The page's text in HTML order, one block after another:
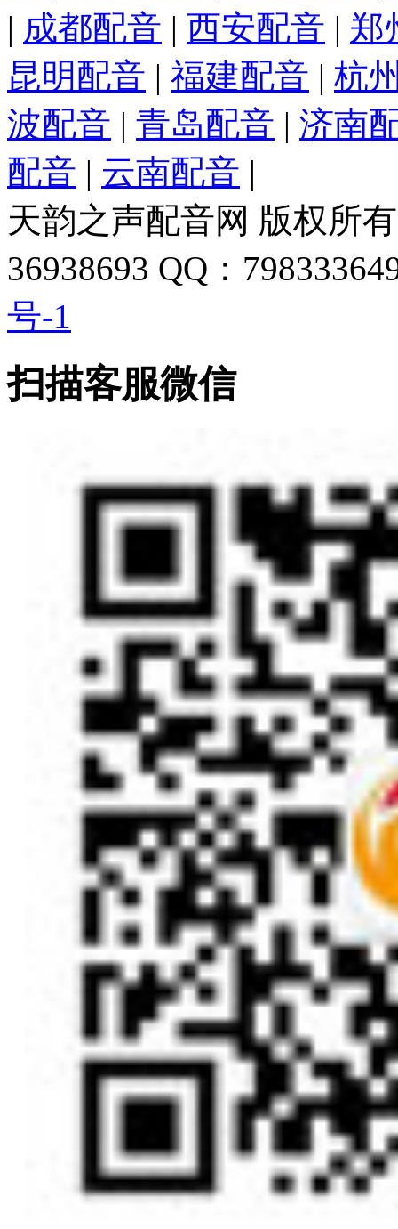
| 成都配音 | 西安配音 | 郑
昆明配音 | 福建配音 | 杭
波配音 | 青岛配音 | 济南
配音 | 云南配音 |
天韵之声配音网 版权所
36938693 QQ：
号-1
扫描客服微信